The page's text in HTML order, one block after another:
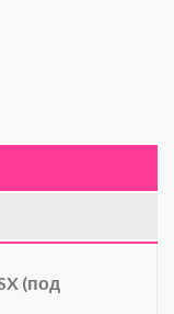
(под